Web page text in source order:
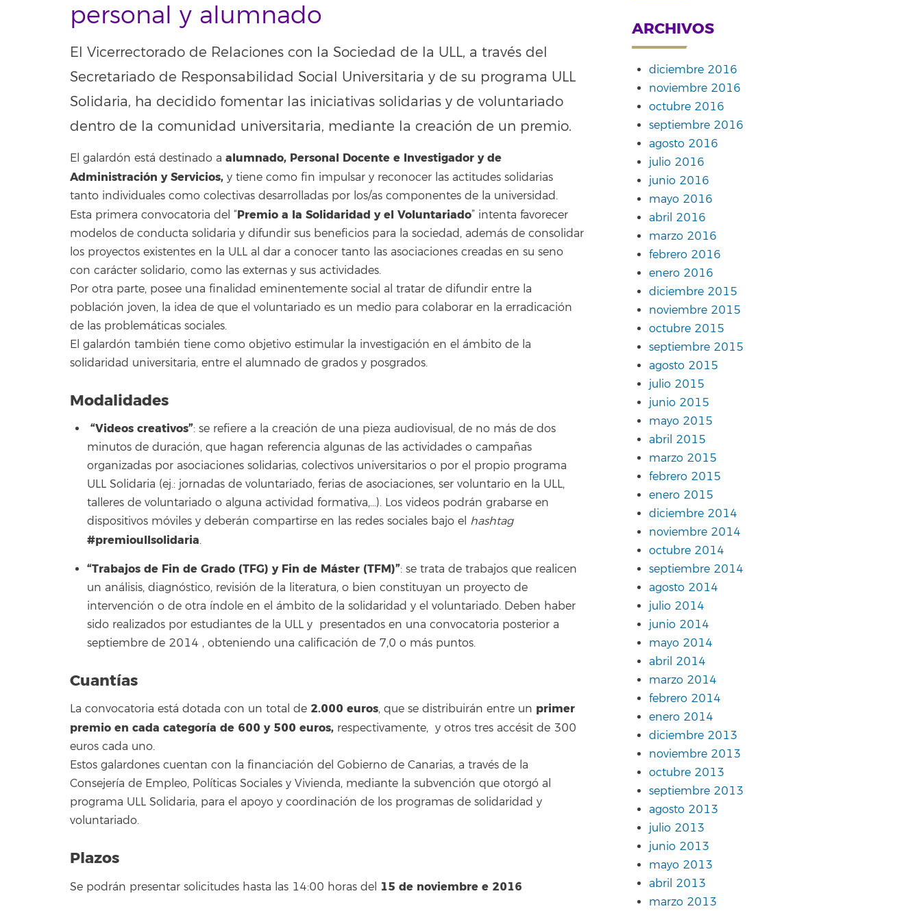
personal y alumnado
El Vicerrectorado de Relaciones con la Sociedad de la ULL, a través del
Secretariado de Responsabilidad Social Universitaria y de su programa ULL
Solidaria, ha decidido fomentar las iniciativas solidarias y de voluntariado
dentro de la comunidad universitaria, mediante la creación de un premio.
El galardón está destinado a alumnado, Personal Docente e Investigador y de
Administración y Servicios, y tiene como fin impulsar y reconocer las actitudes solidarias
tanto individuales como colectivas desarrolladas por los/as componentes de la universidad.
Esta primera convocatoria del “Premio a la Solidaridad y el Voluntariado” intenta favorecer
modelos de conducta solidaria y difundir sus beneficios para la sociedad, además de consolidar
los proyectos existentes en la ULL al dar a conocer tanto las asociaciones creadas en su seno
con carácter solidario, como las externas y sus actividades.
Por otra parte, posee una finalidad eminentemente social al tratar de difundir entre la
población joven, la idea de que el voluntariado es un medio para colaborar en la erradicación
de las problemáticas sociales.
El galardón también tiene como objetivo estimular la investigación en el ámbito de la
solidaridad universitaria, entre el alumnado de grados y posgrados.
Modalidades
“Videos creativos”: se refiere a la creación de una pieza audiovisual, de no más de dos
minutos de duración, que hagan referencia algunas de las actividades o campañas
organizadas por asociaciones solidarias, colectivos universitarios o por el propio programa
ULL Solidaria (ej.: jornadas de voluntariado, ferias de asociaciones, ser voluntario en la ULL,
talleres de voluntariado o alguna actividad formativa,…). Los videos podrán grabarse en
dispositivos móviles y deberán compartirse en las redes sociales bajo el hashtag
#premioullsolidaria.
“Trabajos de Fin de Grado (TFG) y Fin de Máster (TFM)”: se trata de trabajos que realicen
un análisis, diagnóstico, revisión de la literatura, o bien constituyan un proyecto de
intervención o de otra índole en el ámbito de la solidaridad y el voluntariado. Deben haber
sido realizados por estudiantes de la ULL y presentados en una convocatoria posterior a
septiembre de 2014 , obteniendo una calificación de 7,0 o más puntos.
Cuantías
La convocatoria está dotada con un total de 2.000 euros, que se distribuirán entre un primer
premio en cada categoría de 600 y 500 euros, respectivamente, y otros tres accésit de 300
euros cada uno.
Estos galardones cuentan con la financiación del Gobierno de Canarias, a través de la
Consejería de Empleo, Políticas Sociales y Vivienda, mediante la subvención que otorgó al
programa ULL Solidaria, para el apoyo y coordinación de los programas de solidaridad y
voluntariado.
Plazos
Se podrán presentar solicitudes hasta las 14:00 horas del 15 de noviembre e 2016
ARCHIVOS
diciembre 2016
noviembre 2016
octubre 2016
septiembre 2016
agosto 2016
julio 2016
junio 2016
mayo 2016
abril 2016
marzo 2016
febrero 2016
enero 2016
diciembre 2015
noviembre 2015
octubre 2015
septiembre 2015
agosto 2015
julio 2015
junio 2015
mayo 2015
abril 2015
marzo 2015
febrero 2015
enero 2015
diciembre 2014
noviembre 2014
octubre 2014
septiembre 2014
agosto 2014
julio 2014
junio 2014
mayo 2014
abril 2014
marzo 2014
febrero 2014
enero 2014
diciembre 2013
noviembre 2013
octubre 2013
septiembre 2013
agosto 2013
julio 2013
junio 2013
mayo 2013
abril 2013
marzo 2013